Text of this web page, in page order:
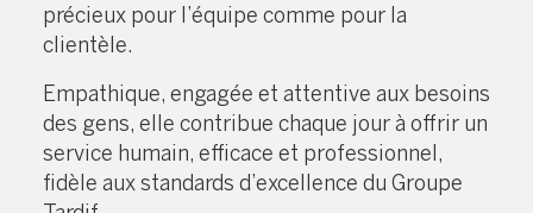
précieux pour l’équipe comme pour la
clientèle.
Empathique, engagée et attentive aux besoins
des gens, elle contribue chaque jour à offrir un
service humain, efficace et professionnel,
fidèle aux standards d’excellence du Groupe